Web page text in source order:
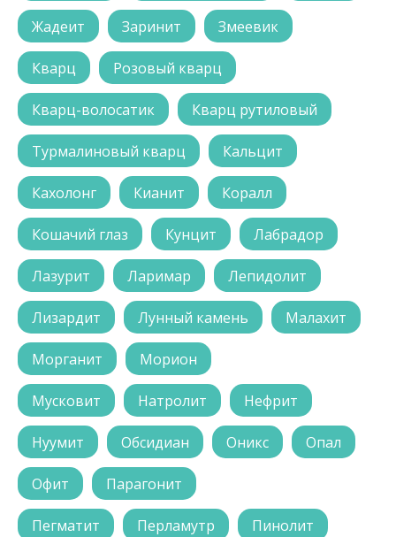
Жадеит Заринит Змеевик
Кварц Розовый кварц
Кварц-волосатик Кварц рутиловый
Турмалиновый кварц Кальцит
Кахолонг Кианит Коралл
Кошачий глаз Кунцит Лабрадор
Лазурит Ларимар Лепидолит
Лизардит Лунный камень Малахит
Морганит Морион
Мусковит Натролит Нефрит
Нуумит Обсидиан Оникс Опал
Офит Парагонит
Пегматит Перламутр Пинолит